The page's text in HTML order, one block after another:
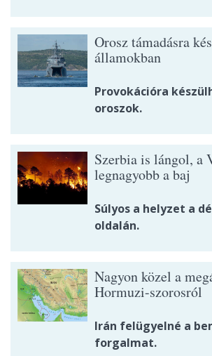
Orosz támadásra
államokban
Provokációra
oroszok.
Szerbia is lángol, a
legnagyobb a baj
Súlyos a helyzet a
oldalán.
Nagyon közel a
Hormuzi-szorosról
Irán felügyelné a
forgalmat.